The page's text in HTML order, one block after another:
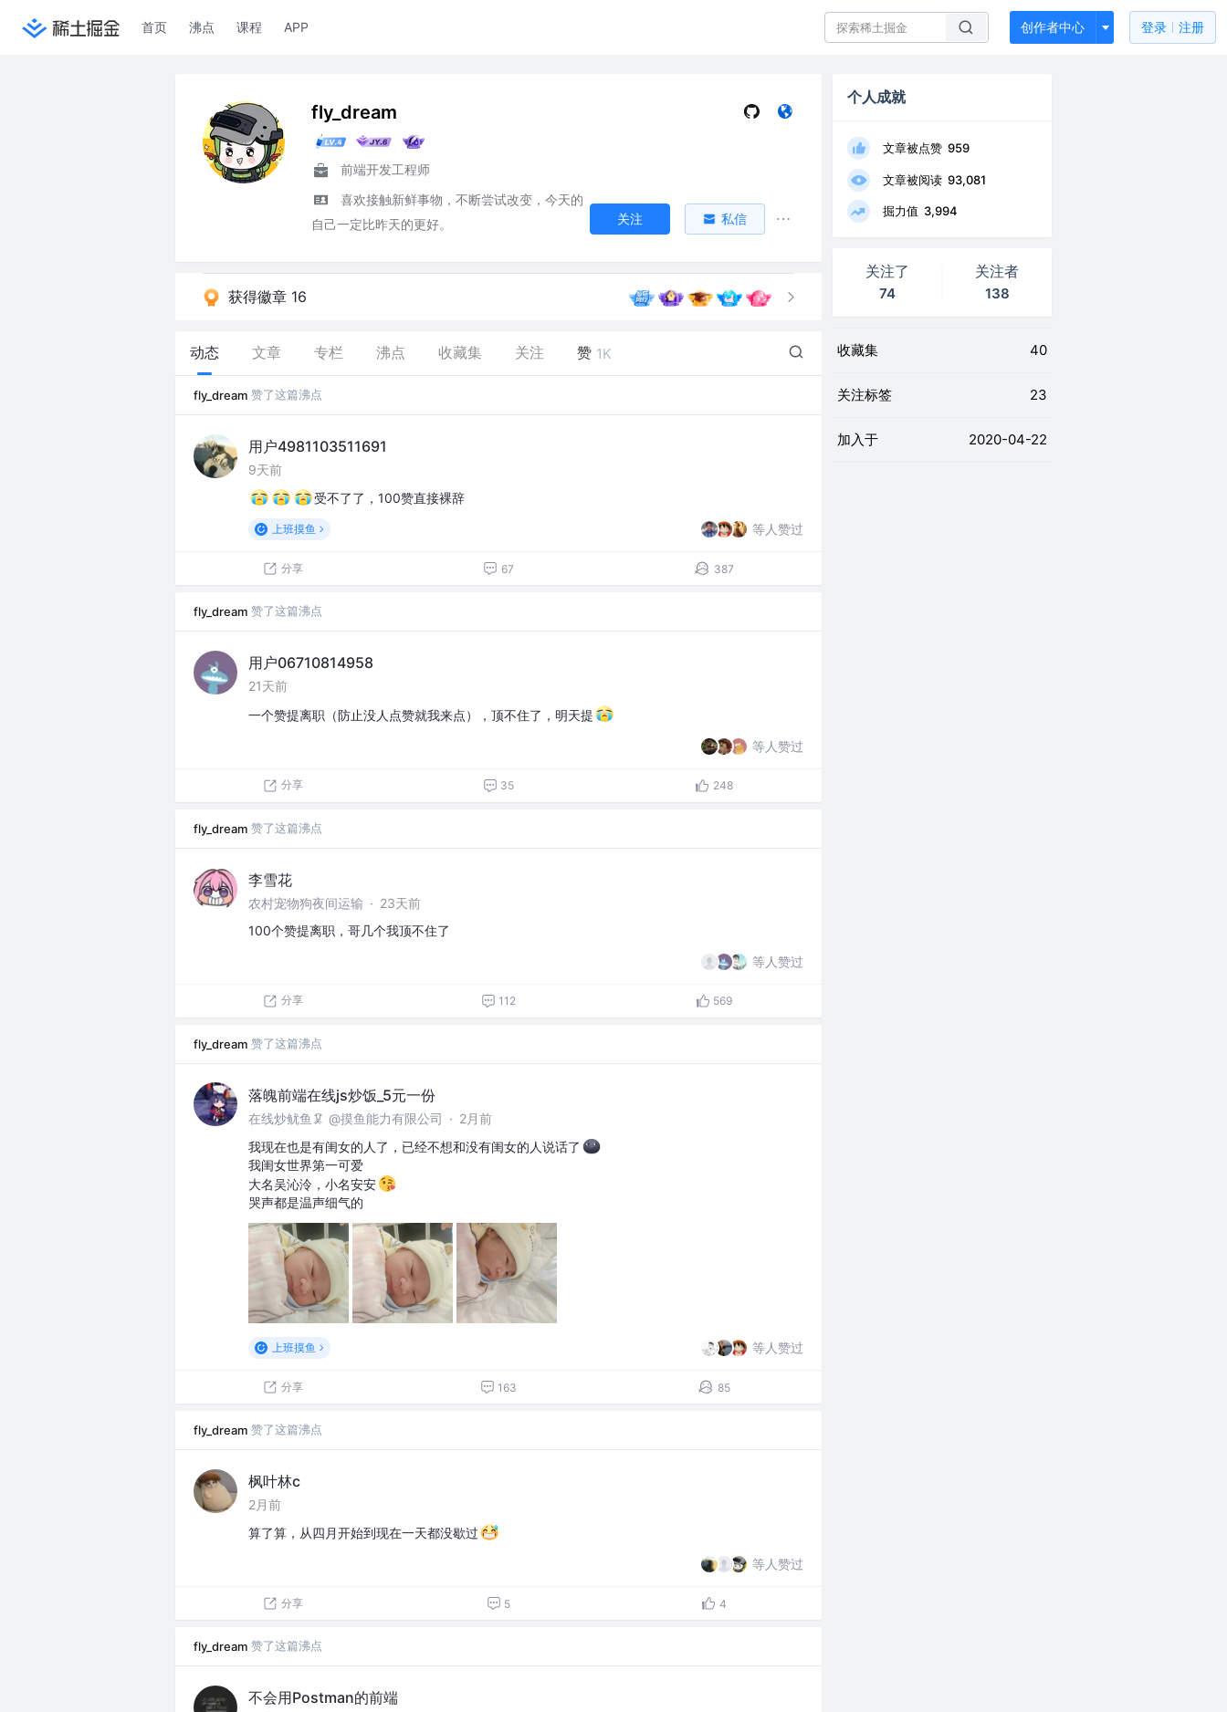
首页 沸点 课程 APP 创作者中心 登录 注册
fly_dream
前端开发工程师
喜欢接触新鲜事物，不断尝试改变，今天的
自己一定比昨天的更好。
关注 私信
获得徽章 16
动态 文章 专栏 沸点 收藏集 关注 赞 1K
fly_dream 赞了这篇沸点
用户4981103511691
9天前
受不了了，100赞直接裸辞
上班摸鱼 等人赞过
分享 67 387
fly_dream 赞了这篇沸点
用户06710814958
21天前
一个赞提离职（防止没人点赞就我来点），顶不住了，明天提
等人赞过
分享 35 248
fly_dream 赞了这篇沸点
李雪花
农村宠物狗夜间运输 · 23天前
100个赞提离职，哥几个我顶不住了
等人赞过
分享 112 569
fly_dream 赞了这篇沸点
落魄前端在线js炒饭_5元一份
在线炒鱿鱼🦑 @摸鱼能力有限公司 · 2月前
我现在也是有闺女的人了，已经不想和没有闺女的人说话了
我闺女世界第一可爱
大名吴沁泠，小名安安
哭声都是温声细气的
上班摸鱼 等人赞过
分享 163 85
fly_dream 赞了这篇沸点
枫叶林c
2月前
算了算，从四月开始到现在一天都没歇过
等人赞过
分享 5 4
fly_dream 赞了这篇沸点
不会用Postman的前端
个人成就
文章被点赞 959
文章被阅读 93,081
掘力值 3,994
关注了
74
关注者
138
收藏集 40
关注标签 23
加入于 2020-04-22